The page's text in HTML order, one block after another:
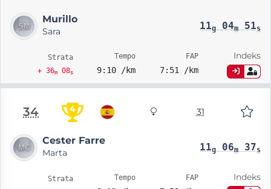
Murillo
Sara 11g04m51s
Strata
+ 36m08s
Tempo
9:10 /km
FAP
7:51 /km
Indeks
34 4 31
Cester Farre
Marta 11g06m37s
Strata
Tempo FAP Indeks